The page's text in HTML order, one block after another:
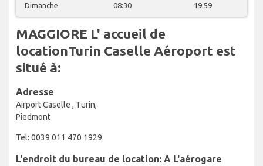
Dimanche 08:30 19:59
MAGGIORE L' accueil de
locationTurin Caselle Aéroport est
situé à:
Adresse
Airport Caselle , Turin,
Piedmont
Tel: 0039 011 470 1929
L'endroit du bureau de location: A L'aérogare